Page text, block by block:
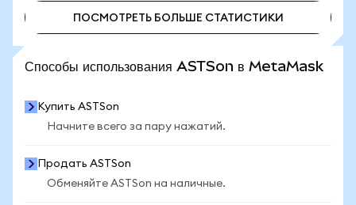
ПОСМОТРЕТЬ БОЛЬШЕ СТАТИСТИКИ
Способы использования ASTSon в MetaMask
Купить ASTSon
Начните всего за пару нажатий.
Продать ASTSon
Обменяйте ASTSon на наличные.